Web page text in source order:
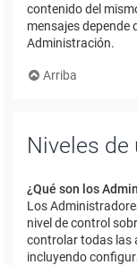
contenido del
mensajes depende
Administración.
Arriba
Niveles
¿Qué son los
Los
nivel de control
controlar todas las
incluyendo